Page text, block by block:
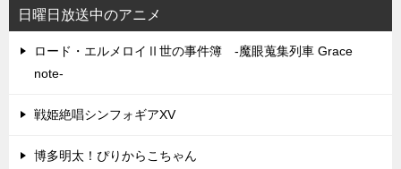
日曜日放送中のアニメ
ロード・エルメロイⅡ世の事件簿 -魔眼蒐集列車 Grace
note-
戦姫絶唱シンフォギアXV
博多明太！ぴりからこちゃん